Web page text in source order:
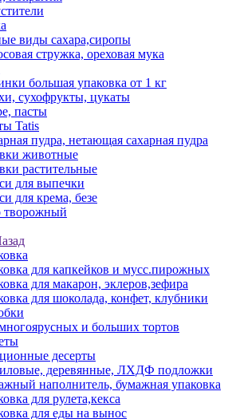
виды сахара,сиропы
стружка, ореховая мука
большая упаковка от 1 кг
сухофрукты, цукаты
пасты
Tatis
пудра, нетающая сахарная пудра
животные
растительные
для выпечки
для крема, безе
для капкейков и мусс.пирожных
для макарон, эклеров,зефира
для шоколада, конфет, клубники
и больших тортов
десерты
деревянные, ЛХДФ подложки
наполнитель, бумажная упаковка
для рулета,кекса
для еды на вынос